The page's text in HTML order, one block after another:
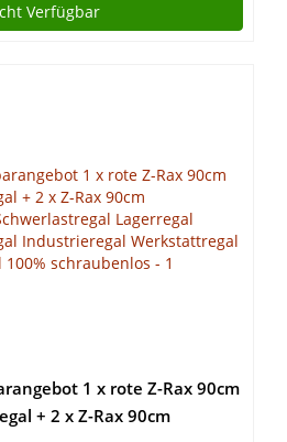
Verfügbar
1 x rote Z-Rax 90cm
+ 2 x Z-Rax 90cm